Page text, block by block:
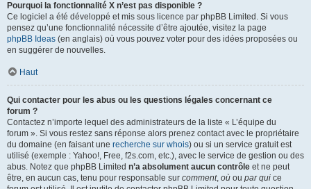
Pourquoi la fonctionnalité X n’est pas disponible ?
Ce logiciel a été développé et mis sous licence par phpBB Limited. Si vous
pensez qu’une fonctionnalité nécessite d’être ajoutée, visitez la page
phpBB Ideas (en anglais) où vous pouvez voter pour des idées proposées ou
en suggérer de nouvelles.
Haut
Qui contacter pour les abus ou les questions légales concernant ce
forum ?
Contactez n’importe lequel des administrateurs de la liste « L’équipe du
forum ». Si vous restez sans réponse alors prenez contact avec le propriétaire
du domaine (en faisant une recherche sur whois) ou si un service gratuit est
utilisé (exemple : Yahoo!, Free, f2s.com, etc.), avec le service de gestion ou des
abus. Notez que phpBB Limited n’a absolument aucun contrôle et ne peut
être, en aucun cas, tenu pour responsable sur comment, où ou par qui ce